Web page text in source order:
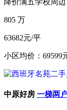
805 万
63682元/平
小区均价：69599
中原好房 一梯两